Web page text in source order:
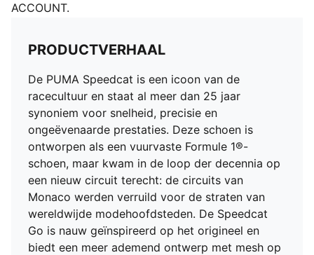
ACCOUNT.
PRODUCTVERHAAL
De PUMA Speedcat is een icoon van de
racecultuur en staat al meer dan 25 jaar
synoniem voor snelheid, precisie en
ongeëvenaarde prestaties. Deze schoen is
ontworpen als een vuurvaste Formule 1®-
schoen, maar kwam in de loop der decennia op
een nieuw circuit terecht: de circuits van
Monaco werden verruild voor de straten van
wereldwijde modehoofdsteden. De Speedcat
Go is nauw geïnspireerd op het origineel en
biedt een meer ademend ontwerp met mesh op